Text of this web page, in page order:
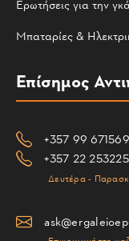
Ερωτήσεις για την
Μπαταρίες &
Επίσημος
+357 99 671569
+357 22 253225
Δευτέρα -